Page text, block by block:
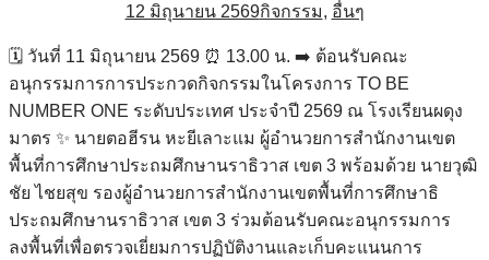
12 มิถุนายน 2569กิจกรรม, อื่นๆ
🗓️ วันที่ 11 มิถุนายน 2569 ⏰ 13.00 น. ➡️ ต้อนรับคณะ
อนุกรรมการการประกวดกิจกรรมในโครงการ TO BE
NUMBER ONE ระดับประเทศ ประจำปี 2569 ณ โรงเรียนผดุง
มาตร ✨ นายตอฮีรน หะยีเลาะแม ผู้อำนวยการสำนักงานเขต
พื้นที่การศึกษาประถมศึกษานราธิวาส เขต 3 พร้อมด้วย นายวุฒิ
ชัย ไชยสุข รองผู้อำนวยการสำนักงานเขตพื้นที่การศึกษาธิ
ประถมศึกษานราธิวาส เขต 3 ร่วมต้อนรับคณะอนุกรรมการ
ลงพื้นที่เพื่อตรวจเยี่ยมการปฏิบัติงานและเก็บคะแนนการ